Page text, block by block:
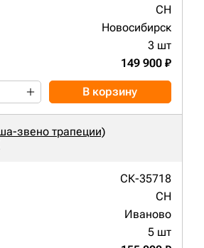
CH
Новосибирск
3 шт
149 900 ₽
В корзину
звено трапеции)
СК-35718
CH
Иваново
5 шт